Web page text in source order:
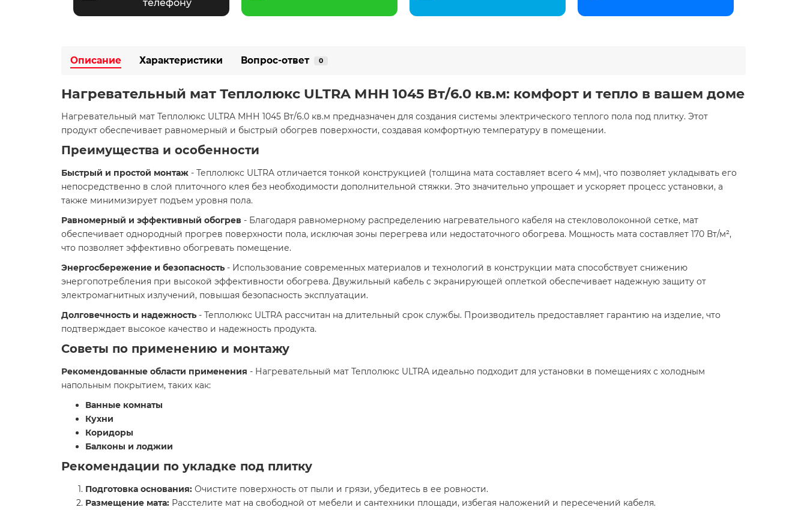
телефону
Описание Характеристики Вопрос-ответ 0
Нагревательный мат Теплолюкс ULTRA МНН 1045 Вт/6.0 кв.м: комфорт и тепло в вашем доме
Нагревательный мат Теплолюкс ULTRA МНН 1045 Вт/6.0 кв.м предназначен для создания системы электрического теплого пола под плитку. Этот
продукт обеспечивает равномерный и быстрый обогрев поверхности, создавая комфортную температуру в помещении.
Преимущества и особенности
Быстрый и простой монтаж - Теплолюкс ULTRA отличается тонкой конструкцией (толщина мата составляет всего 4 мм), что позволяет укладывать его
непосредственно в слой плиточного клея без необходимости дополнительной стяжки. Это значительно упрощает и ускоряет процесс установки, а
также минимизирует подъем уровня пола.
Равномерный и эффективный обогрев - Благодаря равномерному распределению нагревательного кабеля на стекловолоконной сетке, мат
обеспечивает однородный прогрев поверхности пола, исключая зоны перегрева или недостаточного обогрева. Мощность мата составляет 170 Вт/м²,
что позволяет эффективно обогревать помещение.​
Энергосбережение и безопасность - Использование современных материалов и технологий в конструкции мата способствует снижению
энергопотребления при высокой эффективности обогрева. Двужильный кабель с экранирующей оплеткой обеспечивает надежную защиту от
электромагнитных излучений, повышая безопасность эксплуатации.​
Долговечность и надежность - Теплолюкс ULTRA рассчитан на длительный срок службы. Производитель предоставляет гарантию на изделие, что
подтверждает высокое качество и надежность продукта.​
Советы по применению и монтажу
Рекомендованные области применения - Нагревательный мат Теплолюкс ULTRA идеально подходит для установки в помещениях с холодным
напольным покрытием, таких как:​
Ванные комнаты
Кухни
Коридоры
Балконы и лоджии
Рекомендации по укладке под плитку
Подготовка основания: Очистите поверхность от пыли и грязи, убедитесь в ее ровности.​
Размещение мата: Расстелите мат на свободной от мебели и сантехники площади, избегая наложений и пересечений кабеля.​